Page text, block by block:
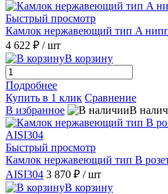
Быстрый просмотр
Камлок нержавеющий тип A
4 622 ₽ / шт
В корзину
Подробнее
Купить в 1 клик Сравнение
В избранное
В
Быстрый просмотр
Камлок нержавеющий тип B
AISI304 3 870 ₽ / шт
В корзину